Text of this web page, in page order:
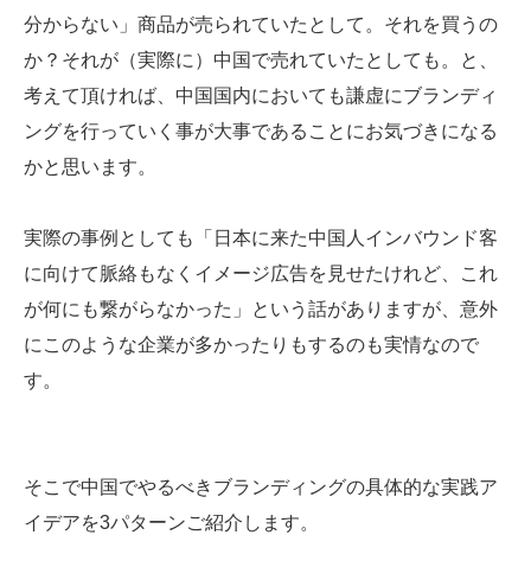
分からない」商品が売られていたとして。それを買うの
か？それが（実際に）中国で売れていたとしても。と、
考えて頂ければ、中国国内においても謙虚にブランディ
ングを行っていく事が大事であることにお気づきになる
かと思います。
実際の事例としても「日本に来た中国人インバウンド客
に向けて脈絡もなくイメージ広告を見せたけれど、これ
が何にも繋がらなかった」という話がありますが、意外
にこのような企業が多かったりもするのも実情なので
す。
そこで中国でやるべきブランディングの具体的な実践ア
イデアを3パターンご紹介します。